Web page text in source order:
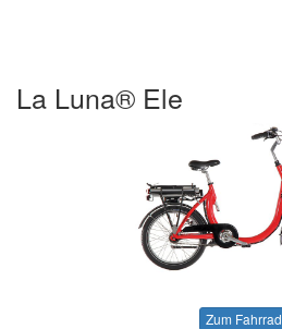
La Luna® Ele
Zum Fahrrad